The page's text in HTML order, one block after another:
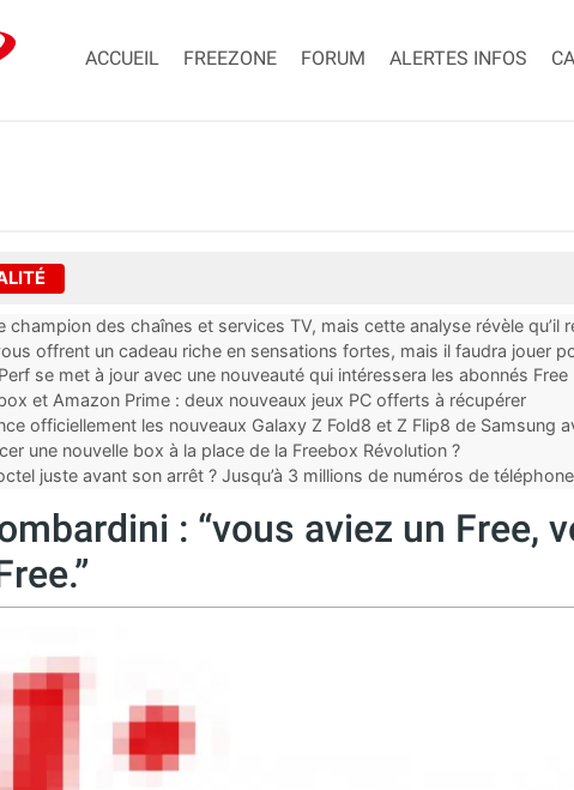
ACCUEIL FREEZONE FORUM ALERTES INFOS
champion des chaînes et services TV, mais cette analyse révèle qu’il
offrent un cadeau riche en sensations fortes, mais il faudra jouer
se met à jour avec une nouveauté qui intéressera les abonnés Free
SFR ...
et Amazon Prime : deux nouveaux jeux PC offerts à récupérer
officiellement les nouveaux Galaxy Z Fold8 et Z Flip8 de Samsung
des cadeaux
une nouvelle box à la place de la Freebox Révolution ?
juste avant son arrêt ? Jusqu’à 3 millions de numéros de téléphone
: “vous aviez un Free,